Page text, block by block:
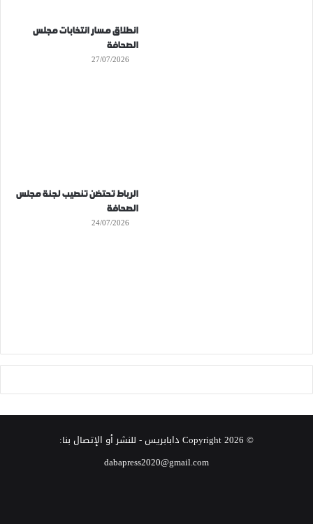
انطلاق مسار انتخابات مجلس
الصحافة
27/07/2026
الرباط تحتضن تنصيب لجنة مجلس
الصحافة
24/07/2026
© Copyright 2026 دابابريس- للنشر أو الإتصال بنا:
dabapress2020@gmail.com